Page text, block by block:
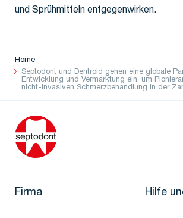
und Sprühmitteln entgegenwirken.
Home
Septodont und Dentroid gehen eine globale
Entwicklung und Vermarktung ein, um
nicht-invasiven Schmerzbehandlung in der
Firma Hilfe